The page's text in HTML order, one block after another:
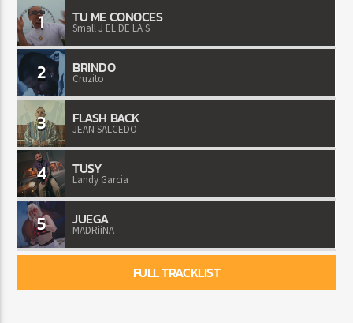
1 TU ME CONOCES
Small J EL DE LA S
2 BRINDO
Cruzito
3 FLASH BACK
JEAN SALCEDO
4 TUSY
Landy Garcia
5 JUEGA
MADRiiNA
FULL TRACKLIST